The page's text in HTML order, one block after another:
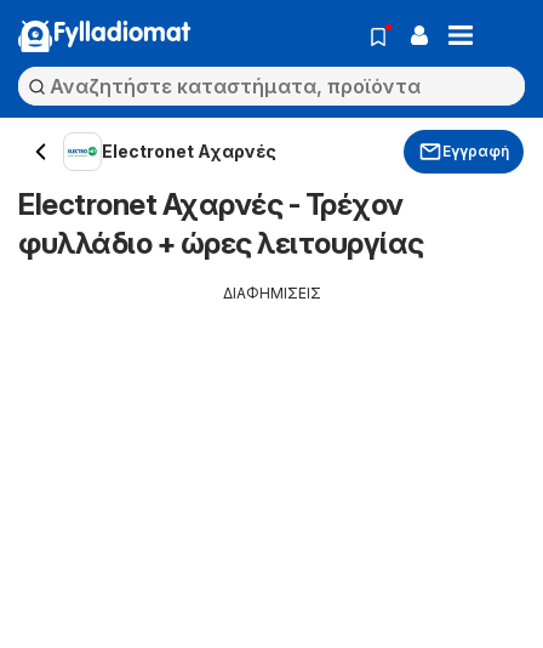
Fylladiomat
Electronet Αχαρνές Εγγραφή
Electronet Αχαρνές - Τρέχον
φυλλάδιο + ώρες λειτουργίας
ΔΙΑΦΗΜΙΣΕΙΣ